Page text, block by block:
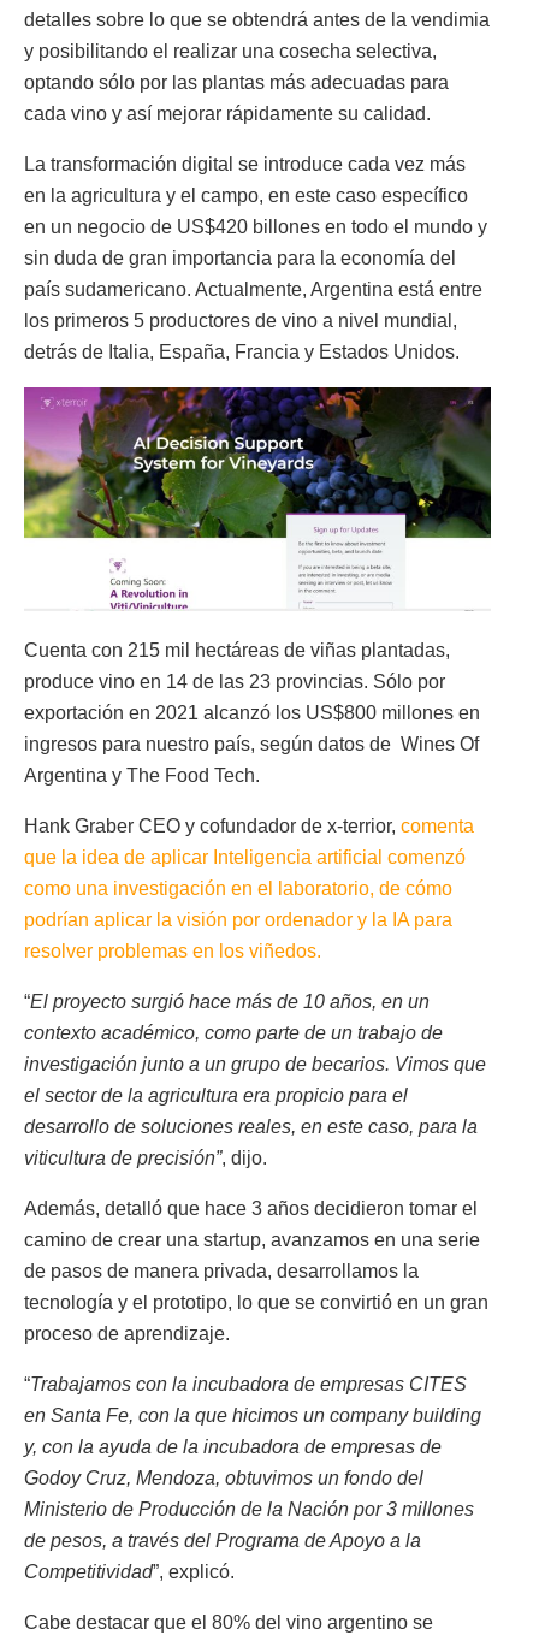
detalles sobre lo que se obtendrá antes de la vendimia
y posibilitando el realizar una cosecha selectiva,
optando sólo por las plantas más adecuadas para
cada vino y así mejorar rápidamente su calidad.
La transformación digital se introduce cada vez más
en la agricultura y el campo, en este caso específico
en un negocio de US$420 billones en todo el mundo y
sin duda de gran importancia para la economía del
país sudamericano. Actualmente, Argentina está entre
los primeros 5 productores de vino a nivel mundial,
detrás de Italia, España, Francia y Estados Unidos.
Cuenta con 215 mil hectáreas de viñas plantadas,
produce vino en 14 de las 23 provincias. Sólo por
exportación en 2021 alcanzó los US$800 millones en
ingresos para nuestro país, según datos de Wines Of
Argentina y The Food Tech.
Hank Graber CEO y cofundador de x-terrior, comenta
que la idea de aplicar Inteligencia artificial comenzó
como una investigación en el laboratorio, de cómo
podrían aplicar la visión por ordenador y la IA para
resolver problemas en los viñedos.
“El proyecto surgió hace más de 10 años, en un
contexto académico, como parte de un trabajo de
investigación junto a un grupo de becarios. Vimos que
el sector de la agricultura era propicio para el
desarrollo de soluciones reales, en este caso, para la
viticultura de precisión”, dijo.
Además, detalló que hace 3 años decidieron tomar el
camino de crear una startup, avanzamos en una serie
de pasos de manera privada, desarrollamos la
tecnología y el prototipo, lo que se convirtió en un gran
proceso de aprendizaje.
“Trabajamos con la incubadora de empresas CITES
en Santa Fe, con la que hicimos un company building
y, con la ayuda de la incubadora de empresas de
Godoy Cruz, Mendoza, obtuvimos un fondo del
Ministerio de Producción de la Nación por 3 millones
de pesos, a través del Programa de Apoyo a la
Competitividad”, explicó.
Cabe destacar que el 80% del vino argentino se